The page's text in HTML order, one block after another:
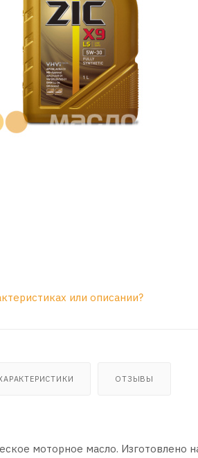
или описании?
ОТЗЫВЫ
моторное масло. Изготовлено